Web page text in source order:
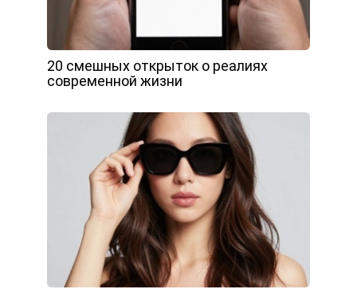
20 смешных открыток о реалиях
современной жизни